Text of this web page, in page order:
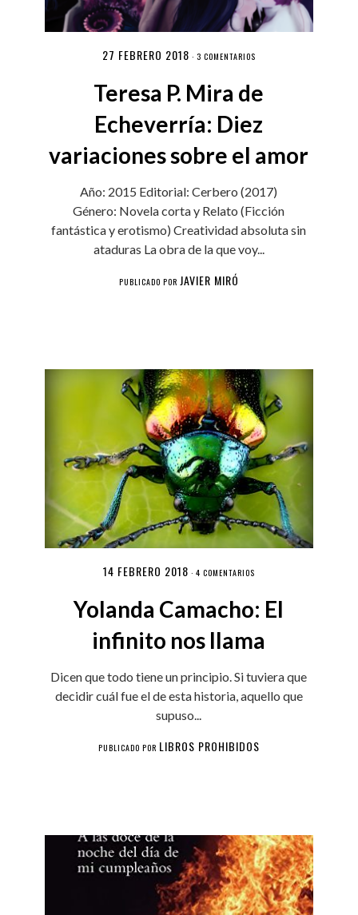
27 FEBRERO 2018 · 3 COMENTARIOS
Teresa P. Mira de
Echeverría: Diez
variaciones sobre el amor
Año: 2015 Editorial: Cerbero (2017)
Género: Novela corta y Relato (Ficción
fantástica y erotismo) Creatividad absoluta sin
ataduras La obra de la que voy...
PUBLICADO POR JAVIER MIRÓ
14 FEBRERO 2018 · 4 COMENTARIOS
Yolanda Camacho: El
infinito nos llama
Dicen que todo tiene un principio. Si tuviera que
decidir cuál fue el de esta historia, aquello que
supuso...
PUBLICADO POR LIBROS PROHIBIDOS